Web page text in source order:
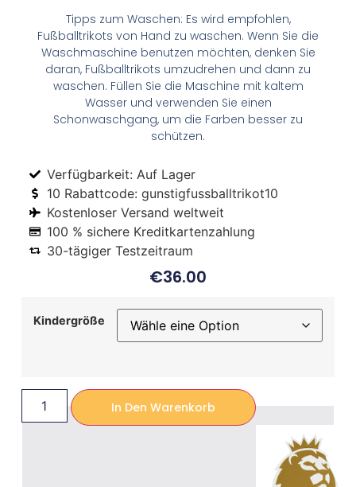
Tipps zum Waschen: Es wird empfohlen,
Fußballtrikots von Hand zu waschen. Wenn Sie die
Waschmaschine benutzen möchten, denken Sie
daran, Fußballtrikots umzudrehen und dann zu
waschen. Füllen Sie die Maschine mit kaltem
Wasser und verwenden Sie einen
Schonwaschgang, um die Farben besser zu
schützen.
Verfügbarkeit: Auf Lager
10 Rabattcode: gunstigfussballtrikot10
Kostenloser Versand weltweit
100 % sichere Kreditkartenzahlung
30-tägiger Testzeitraum
€36.00
Kindergröße
In Den Warenkorb